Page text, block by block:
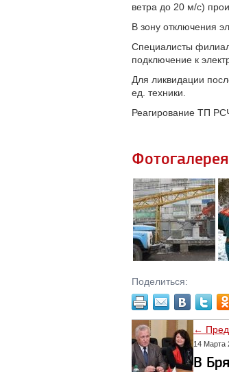
ветра до 20 м/с)
В зону отключения
Специалисты
подключение к
Для ликвидации
ед. техники.
Реагирование ТП
Поделиться:
←
14 Марта
В